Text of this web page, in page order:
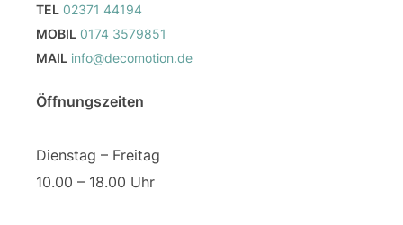
TEL 02371 44194
MOBIL 0174 3579851
MAIL info@decomotion.de
Öffnungszeiten
Dienstag – Freitag
10.00 – 18.00 Uhr